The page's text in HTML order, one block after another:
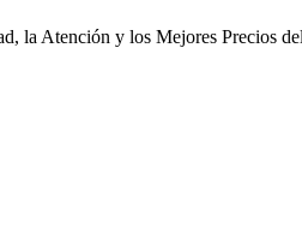
la Atención y los Mejores Precios